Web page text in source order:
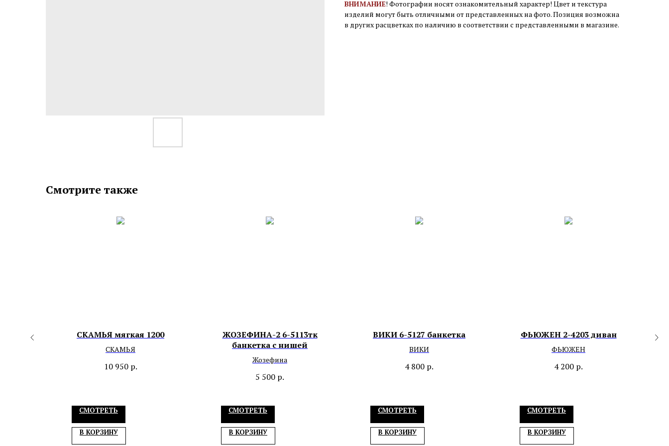
ВНИМАНИЕ! Фотографии носят ознакомительный характер! Цвет и текстура
изделий могут быть отличными от представленных на фото. Позиция возможна
в других расцветках по наличию в соответствии с представленными в магазине.
Смотрите также
СКАМЬЯ мягкая 1200
СКАМЬЯ
10 950 р.
СМОТРЕТЬ
В КОРЗИНУ
ЖОЗЕФИНА-2 6-5113тк
банкетка с нишей
Жозефина
5 500 р.
СМОТРЕТЬ
В КОРЗИНУ
ВИКИ 6-5127 банкетка
ВИКИ
4 800 р.
СМОТРЕТЬ
В КОРЗИНУ
ФЬЮЖЕН 2-4203 диван
ФЬЮЖЕН
4 200 р.
СМОТРЕТЬ
В КОРЗИНУ